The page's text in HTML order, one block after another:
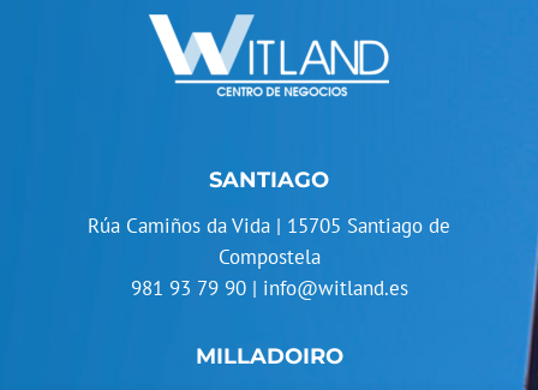
SANTIAGO
Rúa Camiños da Vida | 15705 Santiago de
Compostela
981 93 79 90 | info@witland.es
MILLADOIRO